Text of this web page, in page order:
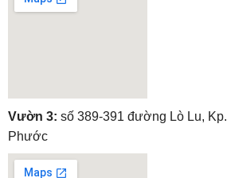
embedgooglemap.net
Vườn 3: số 389-391 đường Lò Lu,
Phước